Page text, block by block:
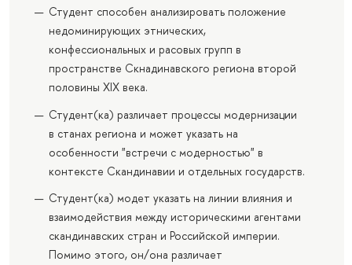
Студент способен анализировать положение
недоминирующих этнических,
конфессиональных и расовых групп в
пространстве Скнадинавского региона второй
половины XIX века.
Студент(ка) различает процессы модернизации
в станах региона и может указать на
особенности "встречи с модерностью" в
контексте Скандинавии и отдельных государств.
Студент(ка) модет указать на линии влияния и
взаимодействия между историческими агентами
скандинавских стран и Российской империи.
Помимо этого, он/она различает